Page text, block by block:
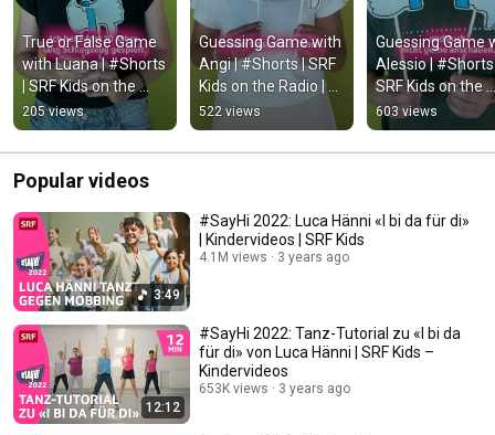
True or False Game
with Luana | #Shorts
| SRF Kids on the
Radio | Kids' Videos
205 views
Guessing Game with
Angi | #Shorts | SRF
Kids on the Radio |
Kids' Videos
522 views
Guessing Game
Alessio | #Shorts
SRF Kids on the
Radio | Kids'
603 views
Popular videos
3:49
#SayHi 2022: Luca Hänni «I bi da für di»
| Kindervideos | SRF Kids
4.1M views 3 years ago
12:12
#SayHi 2022: Tanz-Tutorial zu «I bi da
für di» von Luca Hänni | SRF Kids –
Kindervideos
653K views 3 years ago